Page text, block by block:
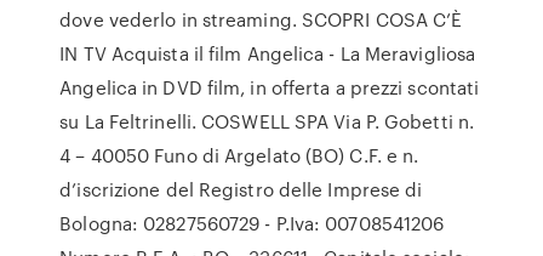
dove vederlo in streaming. SCOPRI COSA C’È
IN TV Acquista il film Angelica - La Meravigliosa
Angelica in DVD film, in offerta a prezzi scontati
su La Feltrinelli. COSWELL SPA Via P. Gobetti n.
4 – 40050 Funo di Argelato (BO) C.F. e n.
d’iscrizione del Registro delle Imprese di
Bologna: 02827560729 - P.Iva: 00708541206